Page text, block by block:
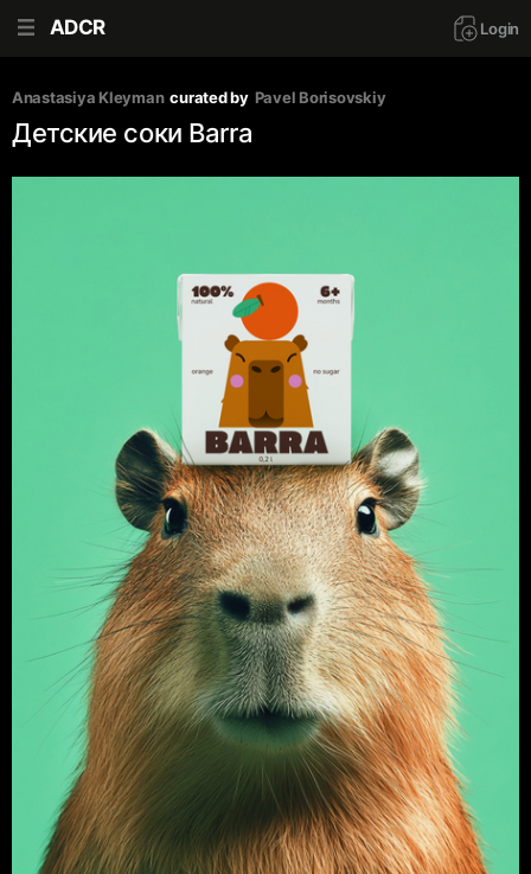
ADCR Login
Anastasiya Kleyman curated by Pavel Borisovskiy
Детские соки Barra